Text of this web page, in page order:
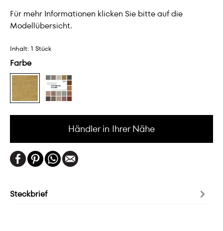
Für mehr Informationen klicken Sie bitte auf die
Modellübersicht.
Inhalt: 1 Stück
Farbe
Händler in Ihrer Nähe
Steckbrief